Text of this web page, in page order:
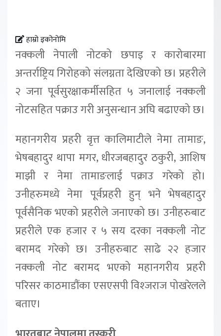
हाम्रो इकोनोमि
नक्कली नेपाली नोटको छपाइ र कारोबारमा
अन्तर्राष्ट्रिय गिरोहको संलग्नता देखिएको छ। प्रहरीले
२ जना पूर्वसुरक्षाकर्मीसहित ५ जनालाई नक्कली
नोटसहित पक्राउ गरी अनुसन्धान अघि बढाएको छ।
महानगरीय प्रहरी वृत्त कालिमाटीले नेमा तामाङ,
भेषबहादुर थापा मगर, धीरजबहादुर ठकुरी, आशिष
माझी र नेमा तामाङलाई पक्राउ गरेको हो।
उनीहरुमध्ये नेमा पूर्वप्रहरी हुन् भने भेषबहादुर
पूर्वसैनिक भएको प्रहरीले जनाएको छ। उनीहरुबाट
प्रहरीले एक हजार र ५ सय दरका नक्कली नोट
बरामद गरेको छ। उनीहरुबाट साढे २२ हजार
नक्कली नोट बरामद भएको महानगरीय प्रहरी
परिसर काठमाडौंका एसएसपी विश्जराज पोखरेलले
बताए।